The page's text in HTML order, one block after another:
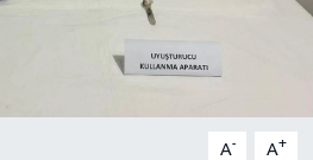
A- A+